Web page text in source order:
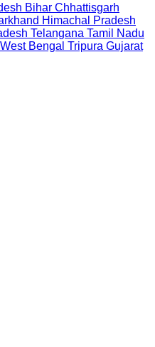
Bihar Chhattisgarh
Himachal Pradesh
Telangana Tamil Nadu
West Bengal Tripura Gujarat